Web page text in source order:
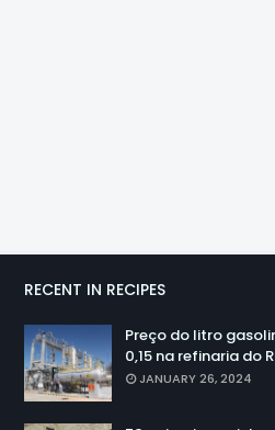
RECENT IN RECIPES
Preço do litro
0,15 na refinaria do
JANUARY 26, 2024